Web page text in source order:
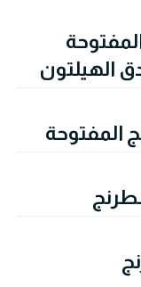
الهيلتون
المفتوحة